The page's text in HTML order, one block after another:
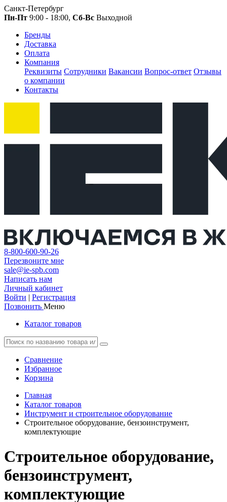
Санкт-Петербург
Пн-Пт 9:00 - 18:00, Сб-Вс Выходной
Бренды
Доставка
Оплата
Компания
Реквизиты Сотрудники Вакансии Вопрос-ответ Отзывы
о компании
Контакты
8-800-600-90-26
Перезвоните мне
sale@ie-spb.com
Написать нам
Личный кабинет
Войти | Регистрация
Позвонить Меню
Каталог товаров
Сравнение
Избранное
Корзина
Главная
Каталог товаров
Инструмент и строительное оборудование
Строительное оборудование, бензоинструмент,
комплектующие
Строительное оборудование,
бензоинструмент,
комплектующие